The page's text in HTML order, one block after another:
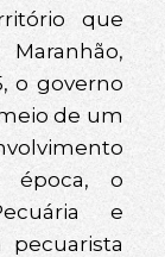
que
o governo
de um
época, o
e